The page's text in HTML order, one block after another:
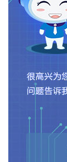
开始
开始
开始